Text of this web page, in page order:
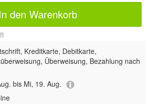
In den Warenkorb
Kreditkarte, Debitkarte,
Überweisung, Bezahlung nach
bis Mi, 19. Aug.